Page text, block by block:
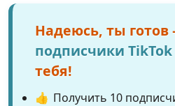
Надеюсь, ты готов
подписчики TikTok
тебя!
👍 Получить 10